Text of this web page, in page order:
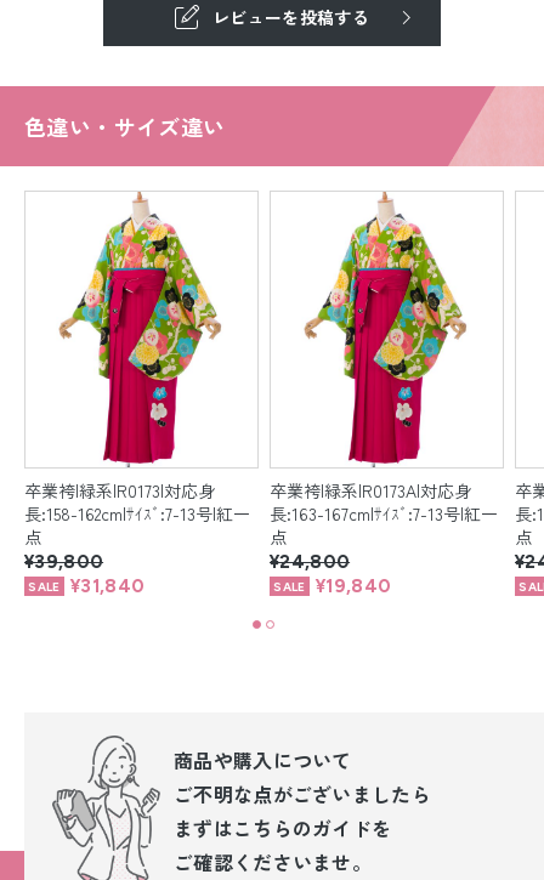
レビューを投稿する
色違い・サイズ違い
卒業袴|緑系|R0173|対応身
長:158-162cm|ｻｲｽﾞ:7-13号|紅一
点
¥39,800
¥31,840
卒業袴|緑系|R0173A|対応身
長:163-167cm|ｻｲｽﾞ:7-13号|紅一
点
¥24,800
¥19,840
卒
長
点
商品や購入について
ご不明な点がございましたら
まずはこちらのガイドを
ご確認くださいませ。